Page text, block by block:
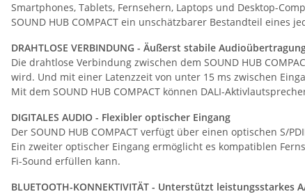
Smartphones, Tablets, Fernsehern, Laptops und Desktop-
SOUND HUB COMPACT ein unschätzbarer Bestandteil eines
DRAHTLOSE VERBINDUNG - Äußerst stabile
Die drahtlose Verbindung zwischen dem SOUND HUB
wird. Und mit einer Latenzzeit von unter 15 ms zwischen
Mit dem SOUND HUB COMPACT können DALI-
DIGITALES AUDIO - Flexibler optischer Eingang
Der SOUND HUB COMPACT verfügt über einen optischen
Ein zweiter optischer Eingang ermöglicht es kompatiblen
Fi-Sound erfüllen kann.
BLUETOOTH-KONNEKTIVITÄT - Unterstützt leistungsstarkes